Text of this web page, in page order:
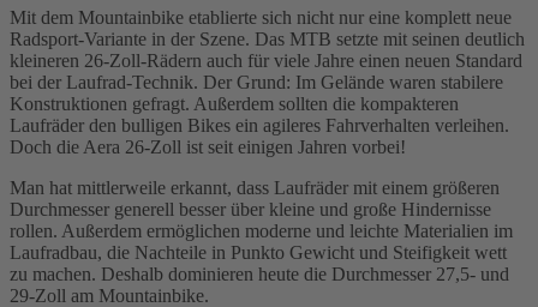
Mit dem Mountainbike etablierte sich nicht nur eine komplett neue
Radsport-Variante in der Szene. Das MTB setzte mit seinen deutlich
kleineren 26-Zoll-Rädern auch für viele Jahre einen neuen Standard
bei der Laufrad-Technik. Der Grund: Im Gelände waren stabilere
Konstruktionen gefragt. Außerdem sollten die kompakteren
Laufräder den bulligen Bikes ein agileres Fahrverhalten verleihen.
Doch die Aera 26-Zoll ist seit einigen Jahren vorbei!
Man hat mittlerweile erkannt, dass Laufräder mit einem größeren
Durchmesser generell besser über kleine und große Hindernisse
rollen. Außerdem ermöglichen moderne und leichte Materialien im
Laufradbau, die Nachteile in Punkto Gewicht und Steifigkeit wett
zu machen. Deshalb dominieren heute die Durchmesser 27,5- und
29-Zoll am Mountainbike.